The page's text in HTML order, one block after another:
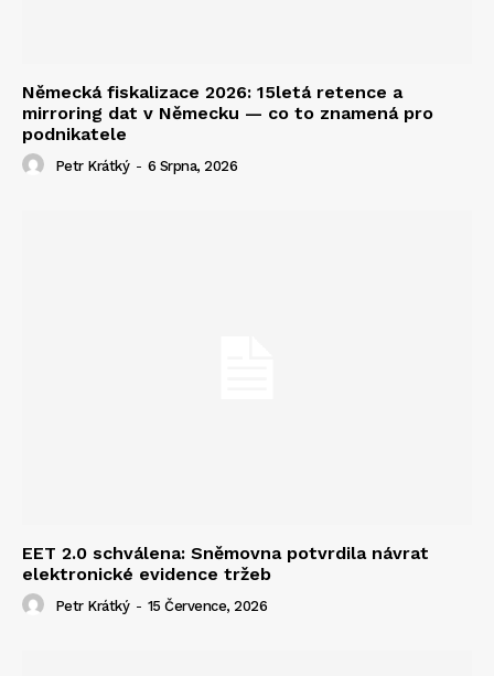
Německá fiskalizace 2026: 15letá retence a
mirroring dat v Německu — co to znamená pro
podnikatele
Petr Krátký - 6 Srpna, 2026
EET 2.0 schválena: Sněmovna potvrdila návrat
elektronické evidence tržeb
Petr Krátký - 15 Července, 2026